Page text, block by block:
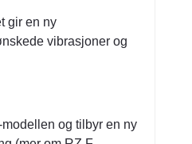
gir en ny
vibrasjoner og
og tilbyr en ny